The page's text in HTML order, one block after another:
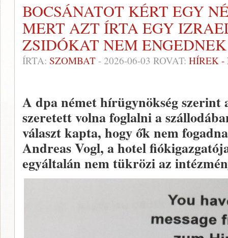
BOCSÁNATOT KÉRT EGY
MERT AZT ÍRTA EGY
ZSIDÓKAT NEM
ÍRTA: SZOMBAT - 2026-06-03 ROVAT: HÍREK -
A dpa német hírügynökség szerint
szeretett volna foglalni a
választ kapta, hogy ők nem
Andreas Vogl, a hotel
egyáltalán nem tükrözi az